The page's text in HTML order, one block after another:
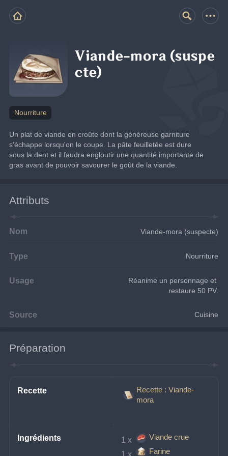
Viande-mora (suspe
cte)
Nourriture
Un plat de viande en croûte dont la généreuse garniture
s'échappe lorsqu'on le coupe. La pâte feuilletée est dure
sous la dent et il faudra engloutir une quantité importante de
gras avant de pouvoir savourer le goût de la viande.
Attributs
Nom Viande-mora (suspecte)
Type Nourriture
Usage
Réanime un personnage et
restaure 50 PV.
Source Cuisine
Préparation
Recette
Recette : Viande-
mora
Ingrédients 1 x
Viande crue
1 x
Farine